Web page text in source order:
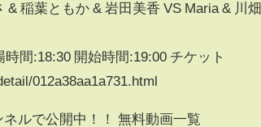
稲葉ともか & 岩田美香 VS Maria & 川畑
間:18:30 開始時間:19:00 チケット
012a38aa1a731.html
ルで公開中！！ 無料動画一覧